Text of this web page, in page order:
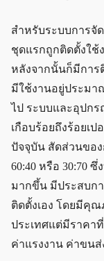
สำหรับระบบการจั
ชุดแรกถูกติดตั้งใช้
หลังจากนั้นก็มีการ
มีใช้งานอยู่ประม
ไป ระบบและอุปกร
เกือบร้อยถึงร้อยเ
ปัจจุบัน สัดส่วนของ
60:40 หรือ 30:70
มากขึ้น มีประสบก
ติดตั้งเอง โดยมีคุ
ประเทศแต่มีราคา
ค่าแรงงาน ค่าขน